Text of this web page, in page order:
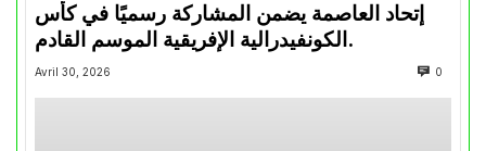
إتحاد العاصمة يضمن المشاركة رسميًا في كأس
الكونفيدرالية الإفريقية الموسم القادم.
Avril 30, 2026 0